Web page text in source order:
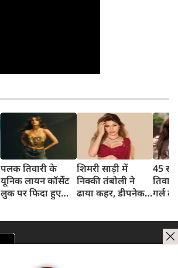
पलक तिवारी के
यूनिक लायन कॉर्सेट
लुक पर फिदा हुए
शिमरी साड़ी में
निक्की तंबोली ने
ढाया कहर, डीपनेक
45
गर्ल